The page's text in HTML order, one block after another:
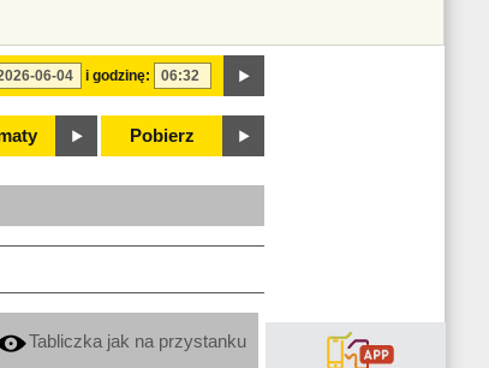
i godzinę:
Pobierz
Tabliczka jak na przystanku